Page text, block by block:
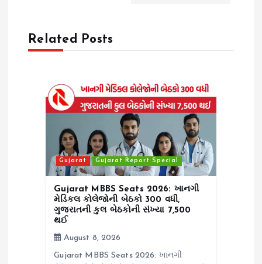
v
Related Posts
Gujarat Gujarat Report Special
Gujarat MBBS Seats 2026: ખાનગી
મેડિકલ કોલેજોની બેઠકો 300 વધી,
ગુજરાતની કુલ બેઠકોની સંખ્યા 7,500
થઈ
August 8, 2026
Gujarat MBBS Seats 2026: ખાનગી